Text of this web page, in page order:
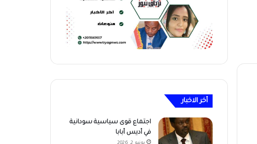
أخر الاخبار
اجتماع قوى سياسية سودانية
في أديس أبابا